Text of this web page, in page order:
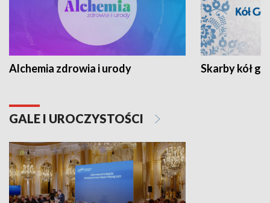
Alchemia zdrowia i urody Skarby kół
GALE I UROCZYSTOŚCI